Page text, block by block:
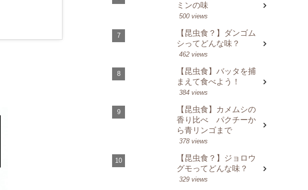
ミンの味
500 views
【昆虫食？】ダンゴム
シってどんな味？
462 views
【昆虫食】バッタを捕
まえて食べよう！
384 views
【昆虫食】カメムシの
香り比べ パクチーか
ら青リンゴまで
378 views
【昆虫食？】ジョロウ
グモってどんな味？
329 views